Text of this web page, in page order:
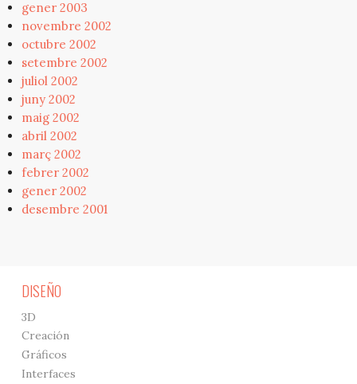
gener 2003
novembre 2002
octubre 2002
setembre 2002
juliol 2002
juny 2002
maig 2002
abril 2002
març 2002
febrer 2002
gener 2002
desembre 2001
DISEÑO
3D
Creación
Gráficos
Interfaces